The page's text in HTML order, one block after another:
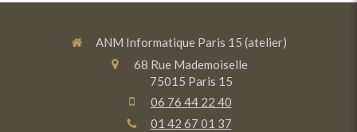
ANM Informatique Paris 15 (atelier)
68 Rue Mademoiselle
75015 Paris 15
06 76 44 22 40
01 42 67 01 37